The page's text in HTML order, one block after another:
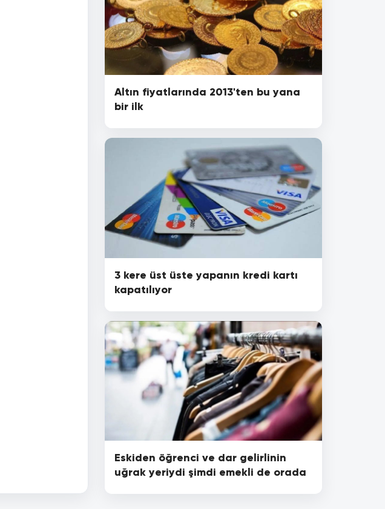
Altın fiyatlarında 2013'ten bu yana
bir ilk
3 kere üst üste yapanın kredi kartı
kapatılıyor
Eskiden öğrenci ve dar gelirlinin
uğrak yeriydi şimdi emekli de orada